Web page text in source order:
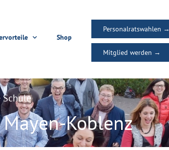
Shop
Personalratswahlen →
Mitglied werden →
Schule
Koblenz